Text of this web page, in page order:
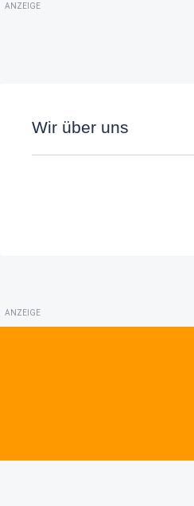
ANZEIGE
Wir über uns
ANZEIGE